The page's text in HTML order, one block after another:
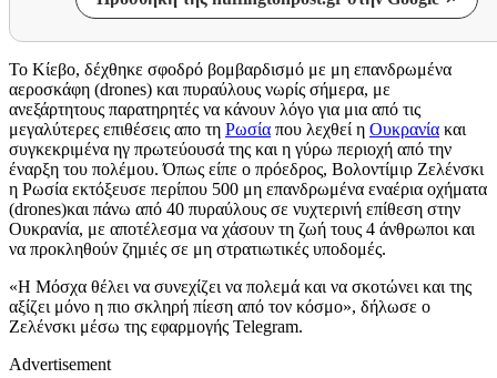
Το Κίεβο, δέχθηκε σφοδρό βομβαρδισμό με μη επανδρωμένα
αεροσκάφη (drones) και πυραύλους νωρίς σήμερα, με
ανεξάρτητους παρατηρητές να κάνουν λόγο για μια από τις
μεγαλύτερες επιθέσεις απο τη Ρωσία που λεχθεί η Ουκρανία και
συγκεκριμένα ηγ πρωτεύουσά της και η γύρω περιοχή από την
έναρξη του πολέμου. Όπως είπε ο πρόεδρος, Βολοντίμιρ Ζελένσκι
η Ρωσία εκτόξευσε περίπου 500 μη επανδρωμένα εναέρια οχήματα
(drones)και πάνω από 40 πυραύλους σε νυχτερινή επίθεση στην
Ουκρανία, με αποτέλεσμα να χάσουν τη ζωή τους 4 άνθρωποι και
να προκληθούν ζημιές σε μη στρατιωτικές υποδομές.
«Η Μόσχα θέλει να συνεχίζει να πολεμά και να σκοτώνει και της
αξίζει μόνο η πιο σκληρή πίεση από τον κόσμο», δήλωσε ο
Ζελένσκι μέσω της εφαρμογής Telegram.
Advertisement